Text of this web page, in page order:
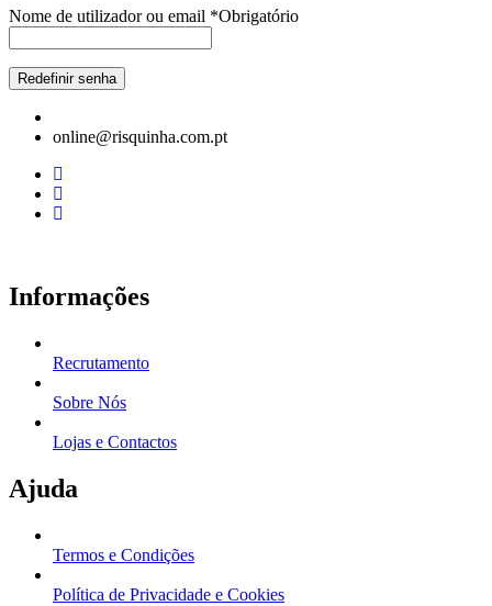
Nome de utilizador ou email *Obrigatório
Redefinir senha
online@risquinha.com.pt
Informações
Recrutamento
Sobre Nós
Lojas e Contactos
Ajuda
Termos e Condições
Política de Privacidade e Cookies